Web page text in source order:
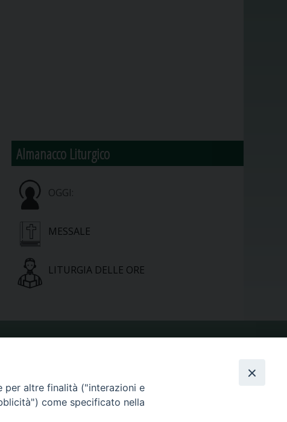
Almanacco Liturgico
OGGI:
MESSALE
LITURGIA DELLE ORE
PHOTOGALLERY
per altre finalità ("interazioni e
come specificato nella